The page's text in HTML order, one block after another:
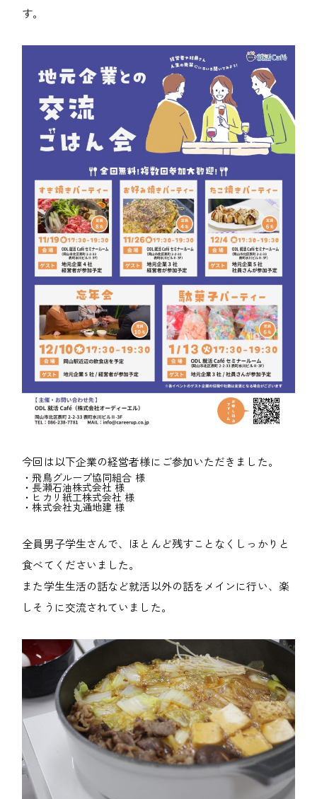
す。
今回は以下企業の経営者様にご参加いただきました。
・飛鳥グループ協同組合 様
・長瀬石油株式会社 様
・ヒカリ紙工株式会社 様
・株式会社丸通地建 様
全員男子学生さんで、ほとんど残すことなくしっかりと
食べてくださいました。
また学生生活の話など就活以外の話をメインに行い、楽
しそうに交流されていました。